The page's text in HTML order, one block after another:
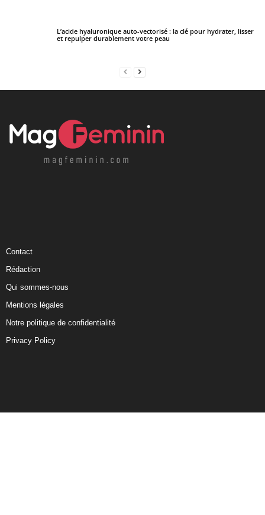
L’acide hyaluronique auto-vectorisé : la clé pour hydrater, lisser
et repulper durablement votre peau
Contact
Rédaction
Qui sommes-nous
Mentions légales
Notre politique de confidentialité
Privacy Policy